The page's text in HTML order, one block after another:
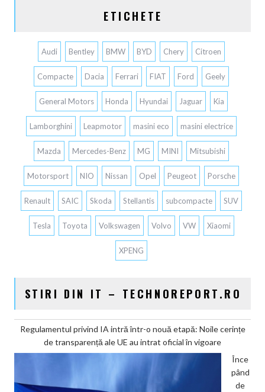
ETICHETE
Audi Bentley BMW BYD Chery Citroen
Compacte Dacia Ferrari FIAT Ford Geely
General Motors Honda Hyundai Jaguar Kia
Lamborghini Leapmotor masini eco masini electrice
Mazda Mercedes-Benz MG MINI Mitsubishi
Motorsport NIO Nissan Opel Peugeot Porsche
Renault SAIC Skoda Stellantis subcompacte SUV
Tesla Toyota Volkswagen Volvo VW Xiaomi
XPENG
STIRI DIN IT – TECHNOREPORT.RO
Regulamentul privind IA intră într-o nouă etapă: Noile cerințe
de transparență ale UE au intrat oficial în vigoare
Înce
pând
de